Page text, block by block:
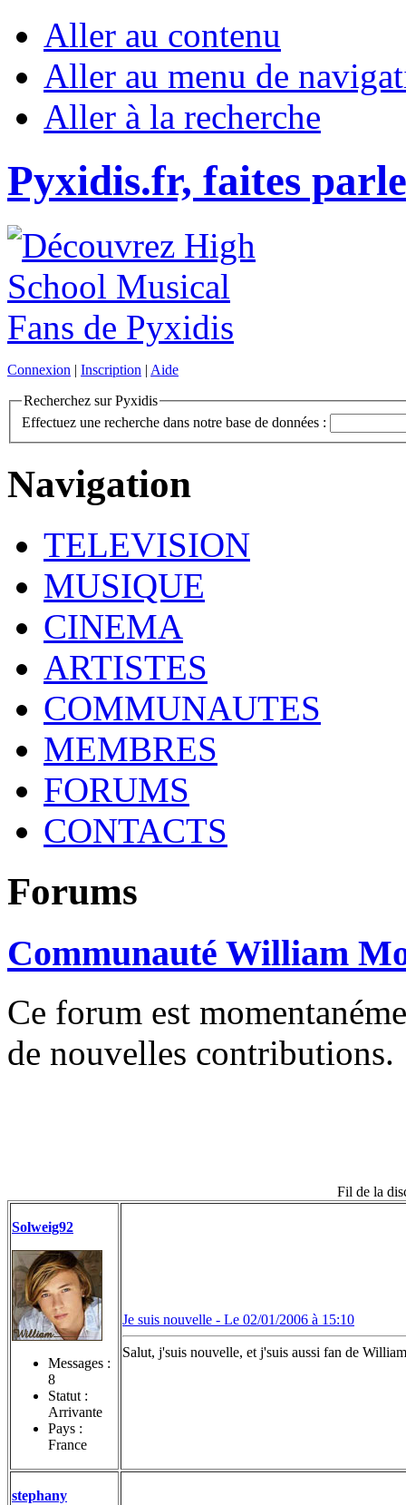
Aller au contenu
Aller au menu de
Aller à la recherche
Pyxidis.fr, faites
Connexion | Inscription | Aide
Recherchez sur Pyxidis
Effectuez une recherche dans notre base de données :
Navigation
TELEVISION
MUSIQUE
CINEMA
ARTISTES
COMMUNAUTES
MEMBRES
FORUMS
CONTACTS
Forums
Communauté William
Ce forum est
de nouvelles contributions.
Fil de la
Solweig92
Messages :
8
Statut :
Arrivante
Pays :
France
Je suis nouvelle - Le 02/01/2006 à 15:10
Salut, j'suis nouvelle, et j'suis aussi fan de
stephany